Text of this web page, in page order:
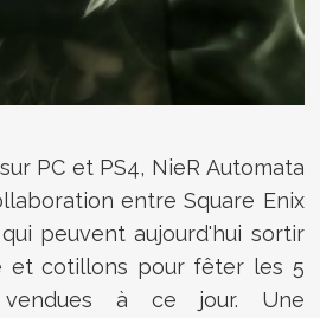
PC et PS4, NieR Automata
entre Square Enix
peuvent aujourd'hui sortir
et cotillons pour fêter les 5
vendues à ce jour. Une